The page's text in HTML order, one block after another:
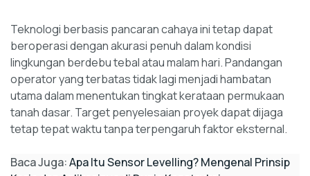
Teknologi berbasis pancaran cahaya ini tetap dapat
beroperasi dengan akurasi penuh dalam kondisi
lingkungan berdebu tebal atau malam hari. Pandangan
operator yang terbatas tidak lagi menjadi hambatan
utama dalam menentukan tingkat kerataan permukaan
tanah dasar. Target penyelesaian proyek dapat dijaga
tetap tepat waktu tanpa terpengaruh faktor eksternal.
Baca Juga:Apa Itu Sensor Levelling? Mengenal Prinsip